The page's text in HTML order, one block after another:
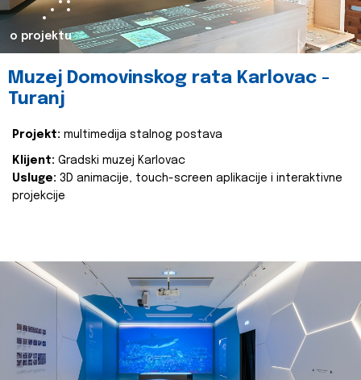
o projektu
Muzej Domovinskog rata Karlovac -
Turanj
Projekt: multimedija stalnog postava
Klijent: Gradski muzej Karlovac
Usluge: 3D animacije, touch-screen aplikacije i interaktivne
projekcije